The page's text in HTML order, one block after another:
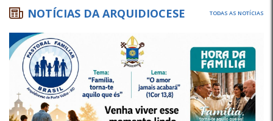
NOTÍCIAS DA ARQUIDIOCESE TODAS AS NOTÍCIAS